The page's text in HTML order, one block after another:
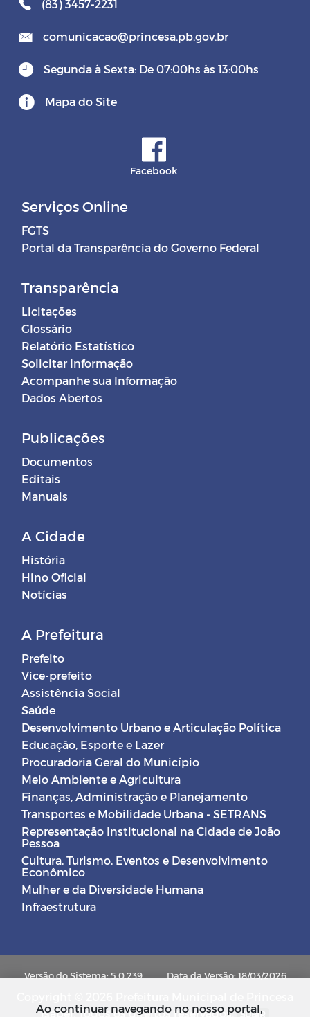
(83) 3457-2231
comunicacao@princesa.pb.gov.br
Segunda à Sexta: De 07:00hs às 13:00hs
Mapa do Site
Facebook
Serviços Online
FGTS
Portal da Transparência do Governo Federal
Transparência
Licitações
Glossário
Relatório Estatístico
Solicitar Informação
Acompanhe sua Informação
Dados Abertos
Publicações
Documentos
Editais
Manuais
A Cidade
História
Hino Oficial
Notícias
A Prefeitura
Prefeito
Vice-prefeito
Assistência Social
Saúde
Desenvolvimento Urbano e Articulação Política
Educação, Esporte e Lazer
Procuradoria Geral do Município
Meio Ambiente e Agricultura
Finanças, Administração e Planejamento
Transportes e Mobilidade Urbana - SETRANS
Representação Institucional na Cidade de João
Pessoa
Cultura, Turismo, Eventos e Desenvolvimento
Econômico
Mulher e da Diversidade Humana
Infraestrutura
Versão do Sistema: 5.0.239 Data da Versão: 18/03/2026
Isabel. Todos os direitos reservados. SUBIR
Ao continuar navegando no nosso portal,